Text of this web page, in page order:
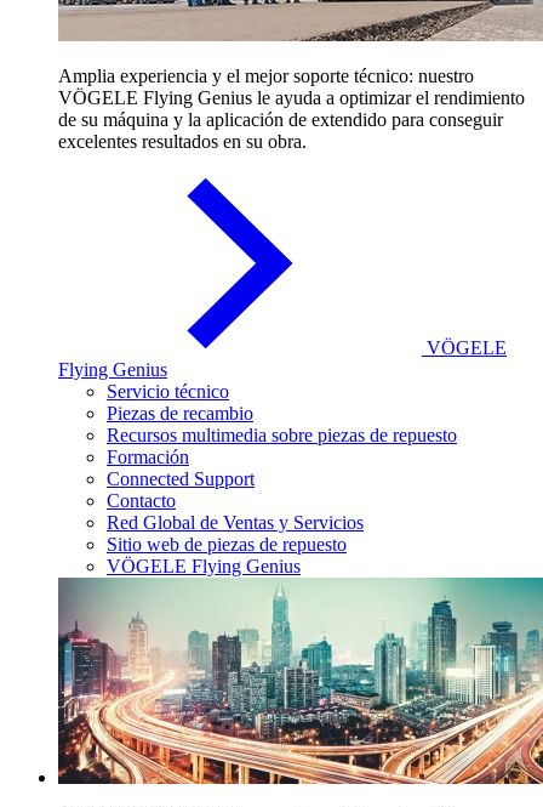
Amplia experiencia y el mejor soporte técnico: nuestro
VÖGELE Flying Genius le ayuda a optimizar el rendimiento
de su máquina y la aplicación de extendido para conseguir
excelentes resultados en su obra.
VÖGELE
Flying Genius
Servicio técnico
Piezas de recambio
Recursos multimedia sobre piezas de repuesto
Formación
Connected Support
Contacto
Red Global de Ventas y Servicios
Sitio web de piezas de repuesto
VÖGELE Flying Genius